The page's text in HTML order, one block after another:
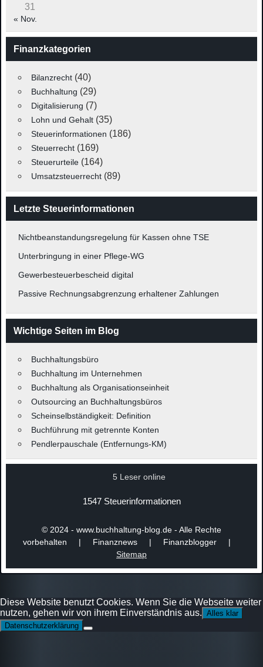
31
« Nov.
Finanzkategorien
Bilanzrecht(40)
Buchhaltung (29)
Digitalisierung (7)
Lohn und Gehalt(35)
Steuerinformationen (186)
Steuerrecht(169)
Steuerurteile(164)
Umsatzsteuerrecht(89)
Letzte Steuerinformationen
Nichtbeanstandungsregelung für Kassen ohne TSE
Unterbringung in einer Pflege-WG
Gewerbesteuerbescheid digital
Passive Rechnungsabgrenzung erhaltener Zahlungen
Wichtige Seiten im Blog
Buchhaltungsbüro
Buchhaltung im Unternehmen
Buchhaltung als Organisationseinheit
Outsourcing an Buchhaltungsbüros
Scheinselbständigkeit: Definition
Buchführung mit getrennte Konten
Pendlerpauschale (Entfernungs-KM)
5 Leser online
1547 Steuerinformationen
© 2024 - www.buchhaltung-blog.de - Alle Rechte
vorbehalten | Finanznews | Finanzblogger |
Sitemap
Diese Website benutzt Cookies. Wenn Sie die Webseite weiter
nutzen, gehen wir von ihrem Einverständnis aus. Alles klar
Datenschutzerklärung